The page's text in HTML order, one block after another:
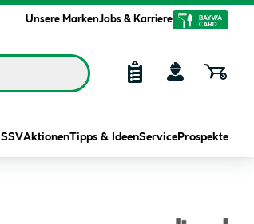
Unsere MarkenJobs & Karriere
SSVAktionenTipps & IdeenService Prospekte